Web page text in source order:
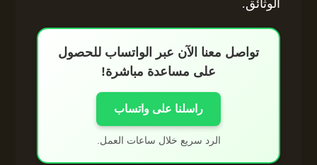
الوثائق.
تواصل معنا الآن عبر الواتساب للحصول
على مساعدة مباشرة!
راسلنا على واتساب
الرد سريع خلال ساعات العمل.